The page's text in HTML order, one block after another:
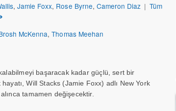
, Jamie Foxx, Rose Byrne, Cameron Diaz | Tüm
McKenna,Thomas Meehan
başaracak kadar güçlü, sert bir
Will Stacks (Jamie Foxx) adlı New York
tamamen değişecektir.